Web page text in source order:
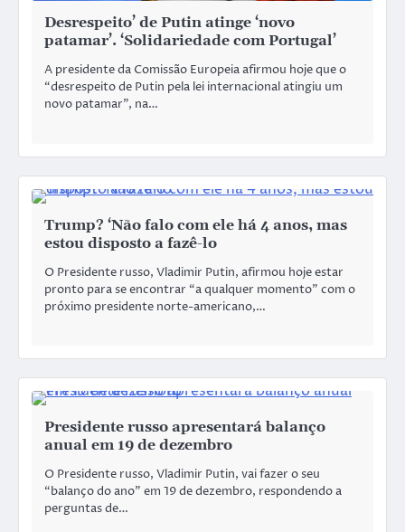
Desrespeito’ de Putin atinge ‘novo
patamar’. ‘Solidariedade com Portugal’
A presidente da Comissão Europeia afirmou hoje que o
“desrespeito de Putin pela lei internacional atingiu um
novo patamar”, na…
Trump? ‘Não falo com ele há 4 anos, mas
estou disposto a fazê-lo
O Presidente russo, Vladimir Putin, afirmou hoje estar
pronto para se encontrar “a qualquer momento” com o
próximo presidente norte-americano,…
Presidente russo apresentará balanço
anual em 19 de dezembro
O Presidente russo, Vladimir Putin, vai fazer o seu
“balanço do ano” em 19 de dezembro, respondendo a
perguntas de…